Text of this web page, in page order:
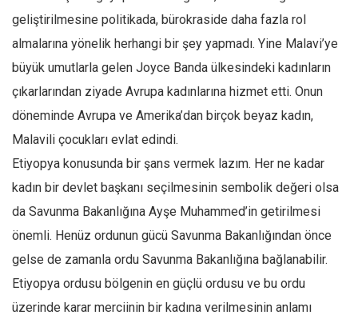
geliştirilmesine politikada, bürokraside daha fazla rol
almalarına yönelik herhangi bir şey yapmadı. Yine Malavi’ye
büyük umutlarla gelen Joyce Banda ülkesindeki kadınların
çıkarlarından ziyade Avrupa kadınlarına hizmet etti. Onun
döneminde Avrupa ve Amerika’dan birçok beyaz kadın,
Malavili çocukları evlat edindi.
Etiyopya konusunda bir şans vermek lazım. Her ne kadar
kadın bir devlet başkanı seçilmesinin sembolik değeri olsa
da Savunma Bakanlığına Ayşe Muhammed’in getirilmesi
önemli. Henüz ordunun gücü Savunma Bakanlığından önce
gelse de zamanla ordu Savunma Bakanlığına bağlanabilir.
Etiyopya ordusu bölgenin en güçlü ordusu ve bu ordu
üzerinde karar merciinin bir kadına verilmesinin anlamı